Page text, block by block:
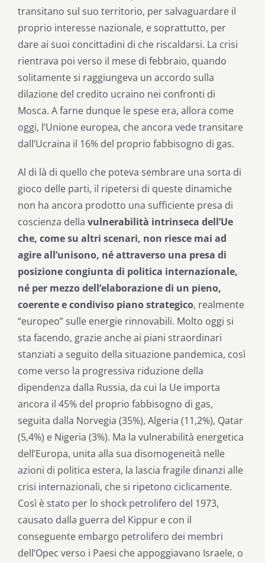
transitano sul suo territorio, per salvaguardare il
proprio interesse nazionale, e soprattutto, per
dare ai suoi concittadini di che riscaldarsi. La crisi
rientrava poi verso il mese di febbraio, quando
solitamente si raggiungeva un accordo sulla
dilazione del credito ucraino nei confronti di
Mosca. A farne dunque le spese era, allora come
oggi, l’Unione europea, che ancora vede transitare
dall’Ucraina il 16% del proprio fabbisogno di gas.
Al di là di quello che poteva sembrare una sorta di
gioco delle parti, il ripetersi di queste dinamiche
non ha ancora prodotto una sufficiente presa di
coscienza della vulnerabilità intrinseca dell’Ue
che, come su altri scenari, non riesce mai ad
agire all’unisono, né attraverso una presa di
posizione congiunta di politica internazionale,
né per mezzo dell’elaborazione di un pieno,
coerente e condiviso piano strategico, realmente
“europeo” sulle energie rinnovabili. Molto oggi si
sta facendo, grazie anche ai piani straordinari
stanziati a seguito della situazione pandemica, così
come verso la progressiva riduzione della
dipendenza dalla Russia, da cui la Ue importa
ancora il 45% del proprio fabbisogno di gas,
seguita dalla Norvegia (35%), Algeria (11,2%), Qatar
(5,4%) e Nigeria (3%). Ma la vulnerabilità energetica
dell’Europa, unita alla sua disomogeneità nelle
azioni di politica estera, la lascia fragile dinanzi alle
crisi internazionali, che si ripetono ciclicamente.
Così è stato per lo shock petrolifero del 1973,
causato dalla guerra del Kippur e con il
conseguente embargo petrolifero dei membri
dell’Opec verso i Paesi che appoggiavano Israele, o